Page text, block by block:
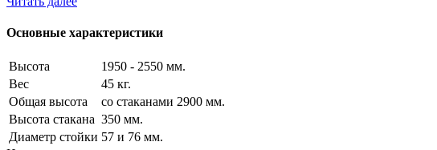
Основные характеристики
Высота
1950 - 2550 мм.
Вес
45 кг.
Общая высота
со стаканами 2900 мм.
Высота стакана 350 мм.
Диаметр стойки 57 и 76 мм.